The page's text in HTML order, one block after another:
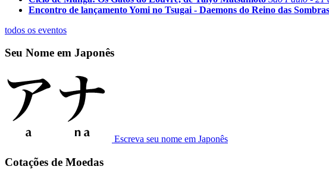
Encontro de lançamento Yomi no Tsugai - Daemons do Reino das Sombras
todos os eventos
Seu Nome em Japonês
Escreva seu nome em Japonês
Cotações de Moedas